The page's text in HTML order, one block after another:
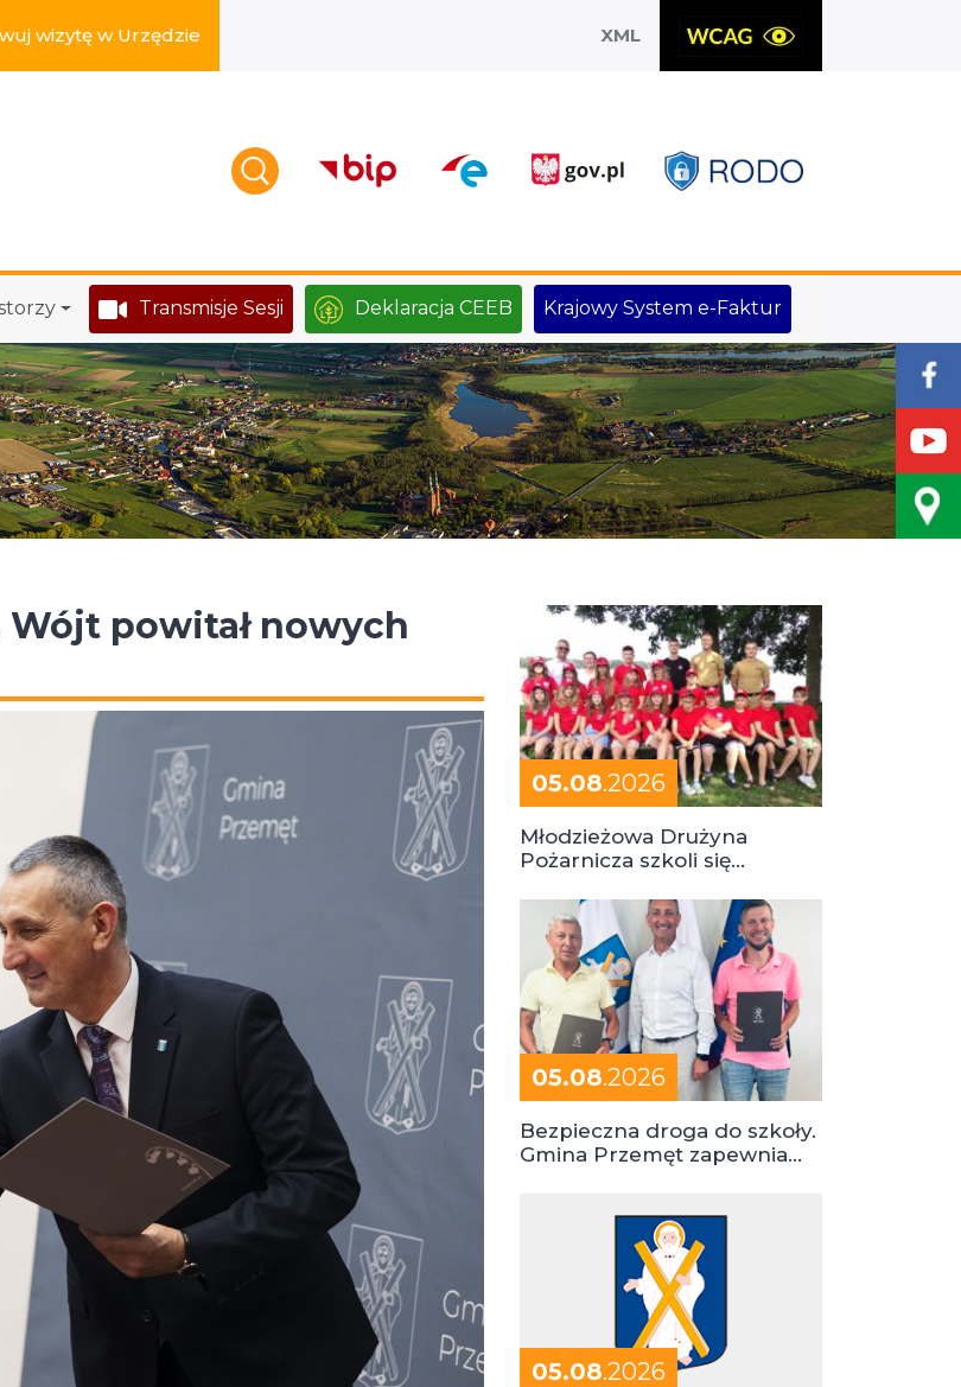
wizytę w Urzędzie XML
Transmisje Sesji Deklaracja CEEB Krajowy System e-Faktur
powitał nowych
05.08.2026
Młodzieżowa Drużyna
Pożarnicza szkoli się
05.08.2026
Bezpieczna droga do szkoły.
Gmina Przemęt zapewnia
05.08.2026